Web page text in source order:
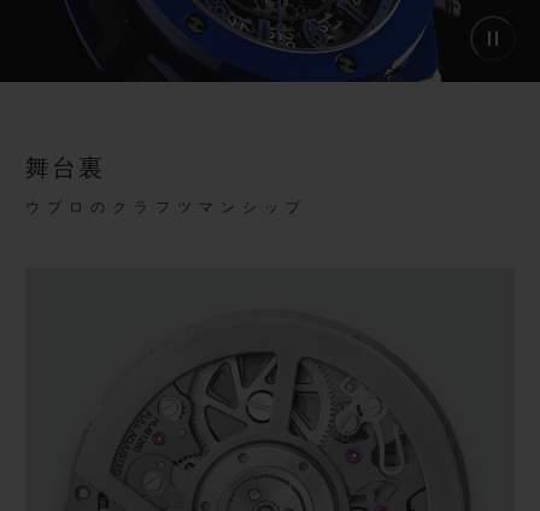
舞台裏
ウブロのクラフツマンシップ